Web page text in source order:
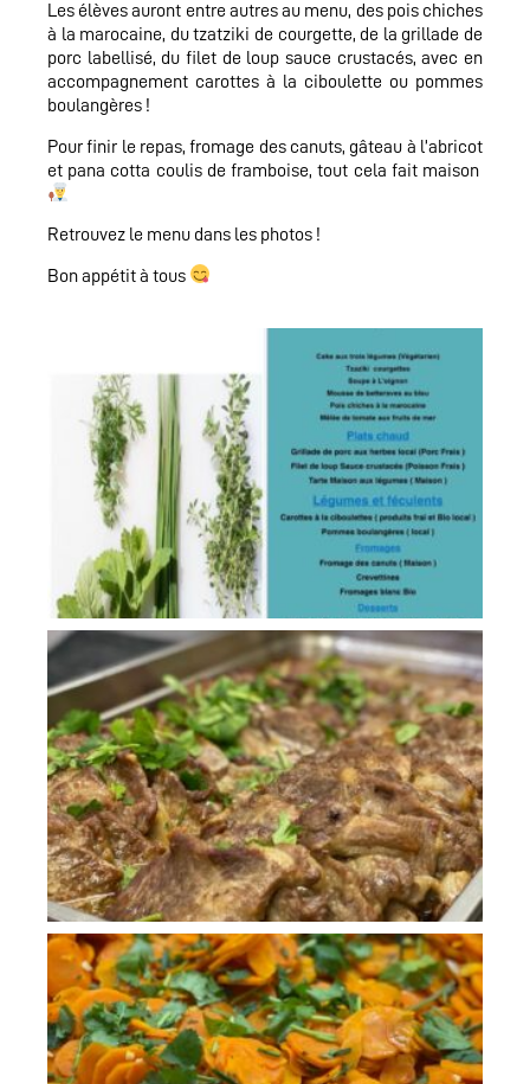
Les élèves auront entre autres au menu, des pois chiches
à la marocaine, du tzatziki de courgette, de la grillade de
porc labellisé, du filet de loup sauce crustacés, avec en
accompagnement carottes à la ciboulette ou pommes
boulangères !
Pour finir le repas, fromage des canuts, gâteau à l’abricot
et pana cotta coulis de framboise, tout cela fait maison
Retrouvez le menu dans les photos !
Bon appétit à tous